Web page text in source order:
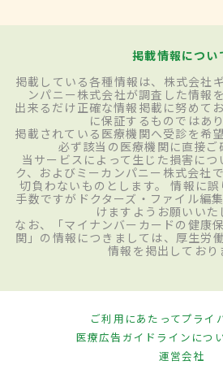
掲載情報につい
掲載している各種情報は、株式会社
ンパニー株式会社が調査した情報
出来るだけ正確な情報掲載に努めて
に保証するものではあ
掲載されている医療機関へ受診を希
必ず該当の医療機関に直接ご
当サービスによって生じた損害につ
ク、およびミーカンパニー株式会社
切負わないものとします。 情報に
手数ですがドクターズ・ファイル編
けますようお願いいた
なお、「マイナンバーカードの健康
関」の情報につきましては、厚生労
情報を掲出しており
ご利用にあたってプライ
医療広告ガイドラインにつ
運営会社